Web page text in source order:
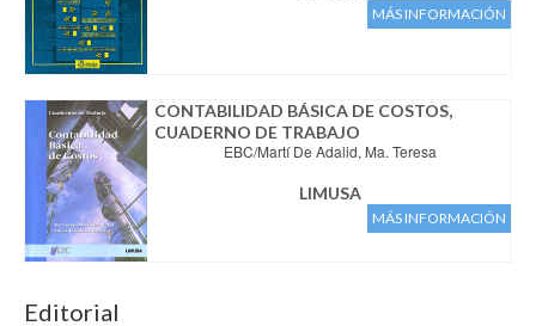
MÁS INFORMACIÓN
CONTABILIDAD BÁSICA DE COSTOS,
CUADERNO DE TRABAJO
EBC/Martí De Adalid, Ma. Teresa
LIMUSA
MÁS INFORMACIÓN
Editorial